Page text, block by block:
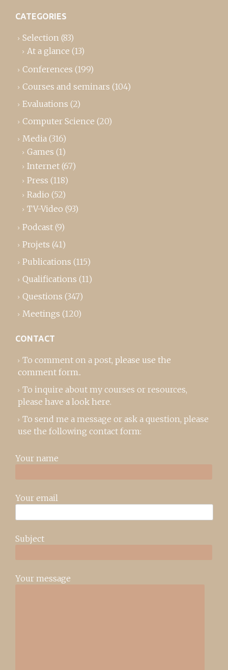
CATEGORIES
Selection (83)
At a glance (13)
Conferences (199)
Courses and seminars (104)
Evaluations (2)
Computer Science (20)
Media (316)
Games (1)
Internet (67)
Press (118)
Radio (52)
TV-Video (93)
Podcast (9)
Projets (41)
Publications (115)
Qualifications (11)
Questions (347)
Meetings (120)
CONTACT
To comment on a post, please use the
comment form..
To inquire about my courses or resources,
please have a look here.
To send me a message or ask a question, please
use the following contact form:
Your name
Your email
Subject
Your message